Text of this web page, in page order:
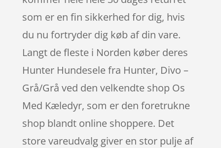
som er en fin sikkerhed for dig, hvis
du nu fortryder dig køb af din vare.
Langt de fleste i Norden køber deres
Hunter Hundesele fra Hunter, Divo –
Grå/Grå ved den velkendte shop Os
Med Kæledyr, som er den foretrukne
shop blandt online shoppere. Det
store vareudvalg giver en stor pulje af